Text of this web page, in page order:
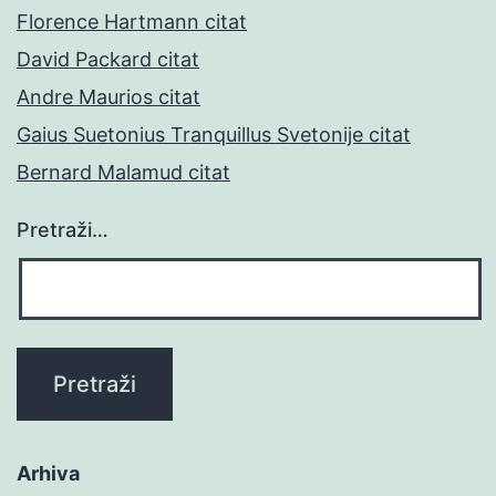
Florence Hartmann citat
David Packard citat
Andre Maurios citat
Gaius Suetonius Tranquillus Svetonije citat
Bernard Malamud citat
Pretraži…
Arhiva